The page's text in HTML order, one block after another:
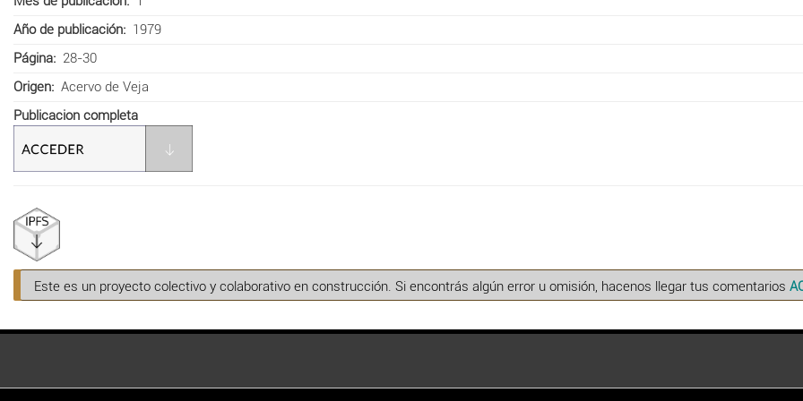
Año de publicación
1979
Página
28-30
Origen
Acervo de Veja
Publicacion completa
Este es un proyecto colectivo y colaborativo en construcción. Si encontrás algún error u omisión, hacenos llegar tus comentarios